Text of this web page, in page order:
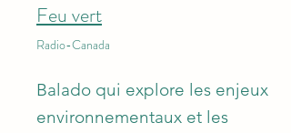
Feu vert
Radio-Canada
Balado qui explore les enjeux
environnementaux et les